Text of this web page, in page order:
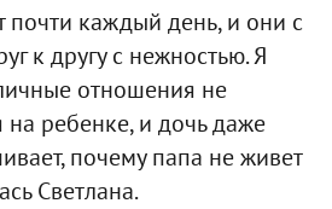
почти каждый день, и они с
к другу с нежностью. Я
отношения не
на ребенке, и дочь даже
почему папа не живет
Светлана.